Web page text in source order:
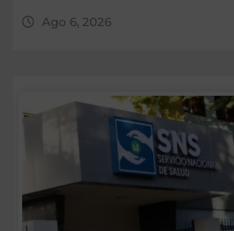
Ago 6, 2026